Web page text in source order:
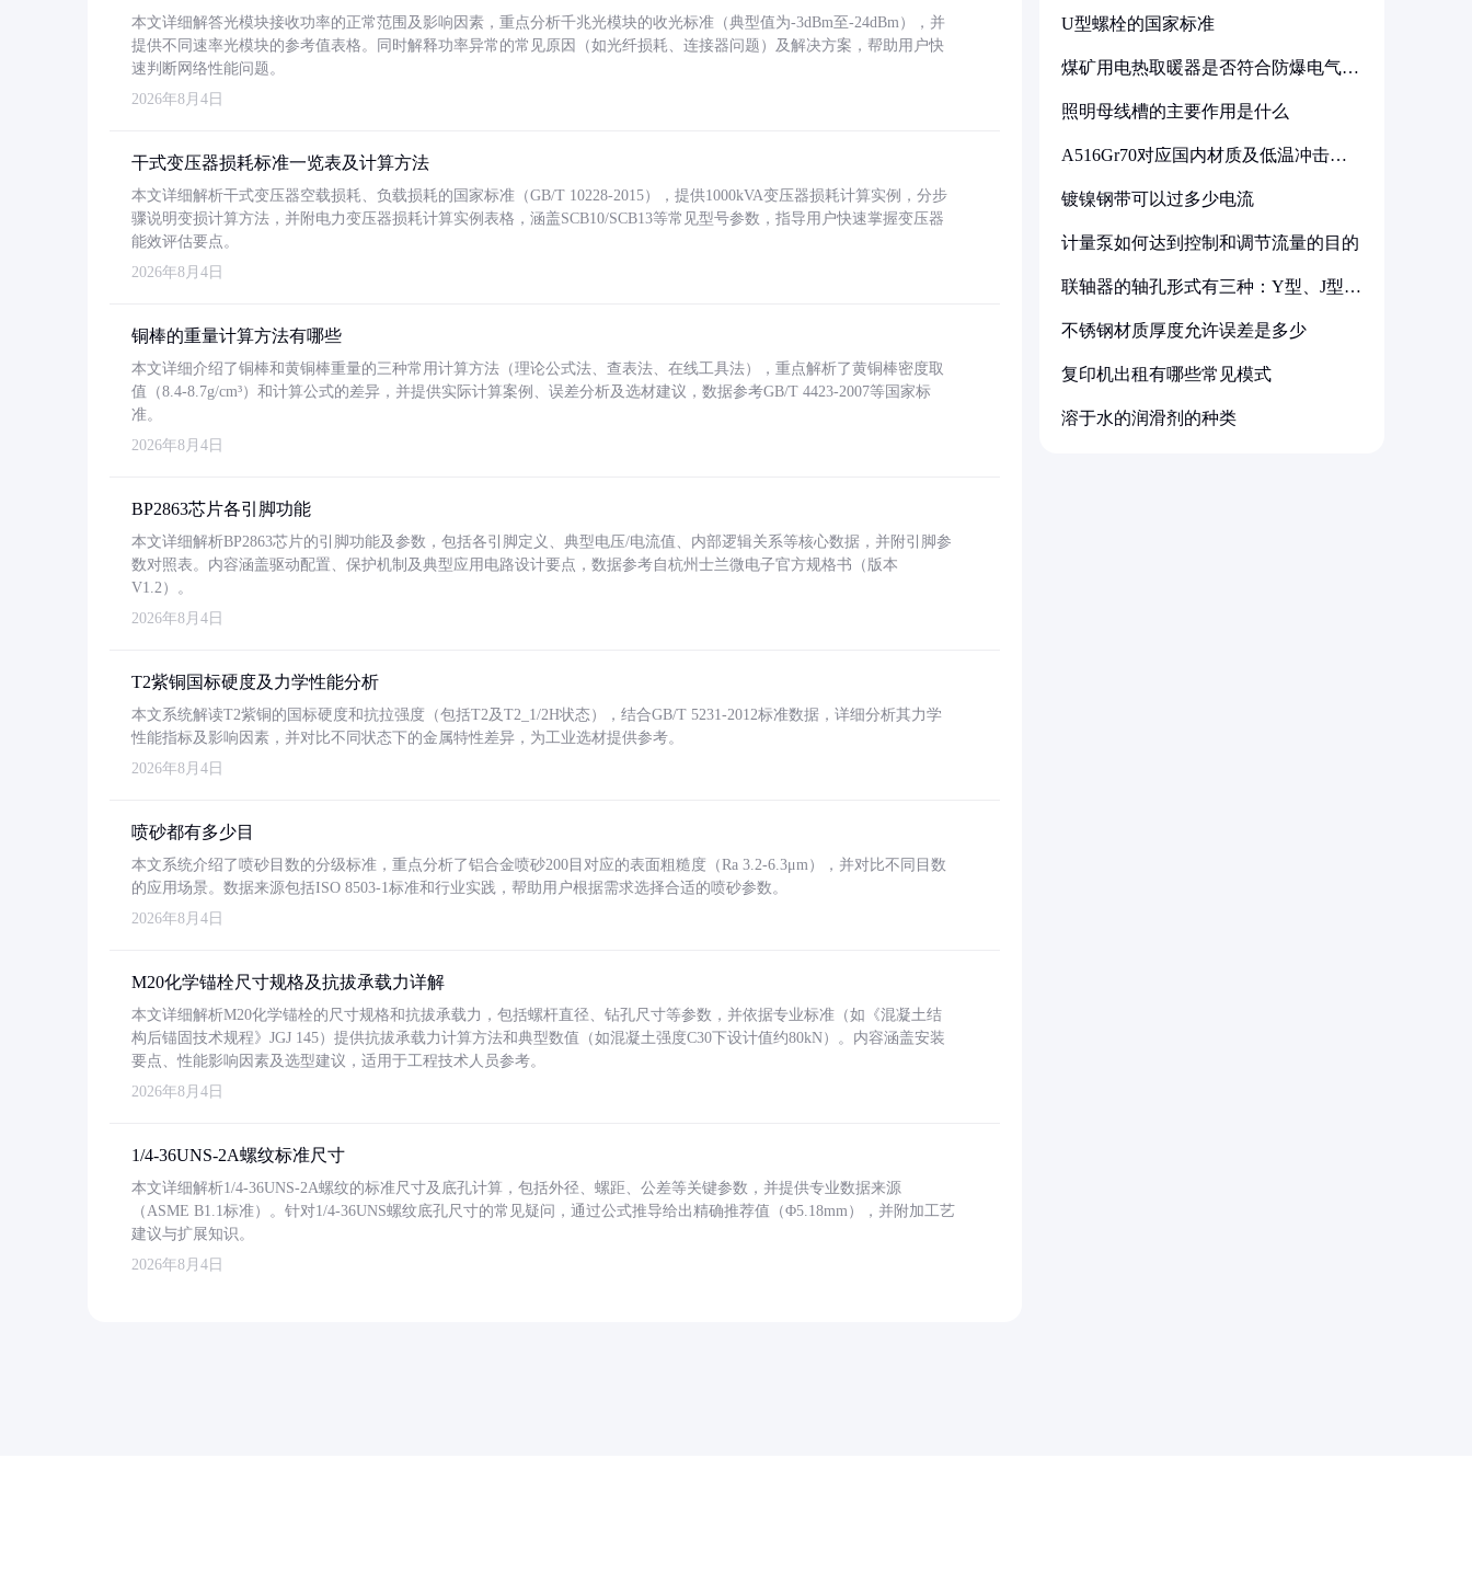
本文详细解答光模块接收功率的正常范围及影响因素，重点分析千兆光模块的收光标准（典型值为-3dBm至-24dBm），并
提供不同速率光模块的参考值表格。同时解释功率异常的常见原因（如光纤损耗、连接器问题）及解决方案，帮助用户快
速判断网络性能问题。
2026年8月4日
干式变压器损耗标准一览表及计算方法
本文详细解析干式变压器空载损耗、负载损耗的国家标准（GB/T 10228-2015），提供1000kVA变压器损耗计算实例，分步
骤说明变损计算方法，并附电力变压器损耗计算实例表格，涵盖SCB10/SCB13等常见型号参数，指导用户快速掌握变压器
能效评估要点。
2026年8月4日
铜棒的重量计算方法有哪些
本文详细介绍了铜棒和黄铜棒重量的三种常用计算方法（理论公式法、查表法、在线工具法），重点解析了黄铜棒密度取
值（8.4-8.7g/cm³）和计算公式的差异，并提供实际计算案例、误差分析及选材建议，数据参考GB/T 4423-2007等国家标
准。
2026年8月4日
BP2863芯片各引脚功能
本文详细解析BP2863芯片的引脚功能及参数，包括各引脚定义、典型电压/电流值、内部逻辑关系等核心数据，并附引脚参
数对照表。内容涵盖驱动配置、保护机制及典型应用电路设计要点，数据参考自杭州士兰微电子官方规格书（版本
V1.2）。
2026年8月4日
T2紫铜国标硬度及力学性能分析
本文系统解读T2紫铜的国标硬度和抗拉强度（包括T2及T2_1/2H状态），结合GB/T 5231-2012标准数据，详细分析其力学
性能指标及影响因素，并对比不同状态下的金属特性差异，为工业选材提供参考。
2026年8月4日
喷砂都有多少目
本文系统介绍了喷砂目数的分级标准，重点分析了铝合金喷砂200目对应的表面粗糙度（Ra 3.2-6.3μm），并对比不同目数
的应用场景。数据来源包括ISO 8503-1标准和行业实践，帮助用户根据需求选择合适的喷砂参数。
2026年8月4日
M20化学锚栓尺寸规格及抗拔承载力详解
本文详细解析M20化学锚栓的尺寸规格和抗拔承载力，包括螺杆直径、钻孔尺寸等参数，并依据专业标准（如《混凝土结
构后锚固技术规程》JGJ 145）提供抗拔承载力计算方法和典型数值（如混凝土强度C30下设计值约80kN）。内容涵盖安装
要点、性能影响因素及选型建议，适用于工程技术人员参考。
2026年8月4日
1/4-36UNS-2A螺纹标准尺寸
本文详细解析1/4-36UNS-2A螺纹的标准尺寸及底孔计算，包括外径、螺距、公差等关键参数，并提供专业数据来源
（ASME B1.1标准）。针对1/4-36UNS螺纹底孔尺寸的常见疑问，通过公式推导给出精确推荐值（Φ5.18mm），并附加工艺
建议与扩展知识。
2026年8月4日
U型螺栓的国家标准
煤矿用电热取暖器是否符合防爆电气设
照明母线槽的主要作用是什么
A516Gr70对应国内材质及低温冲击要
镀镍钢带可以过多少电流
计量泵如何达到控制和调节流量的目的
联轴器的轴孔形式有三种：Y型、J型、
不锈钢材质厚度允许误差是多少
复印机出租有哪些常见模式
溶于水的润滑剂的种类